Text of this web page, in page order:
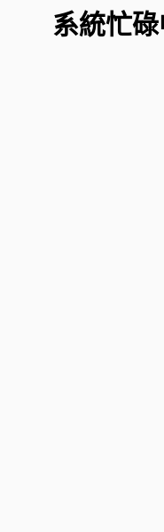
系統忙